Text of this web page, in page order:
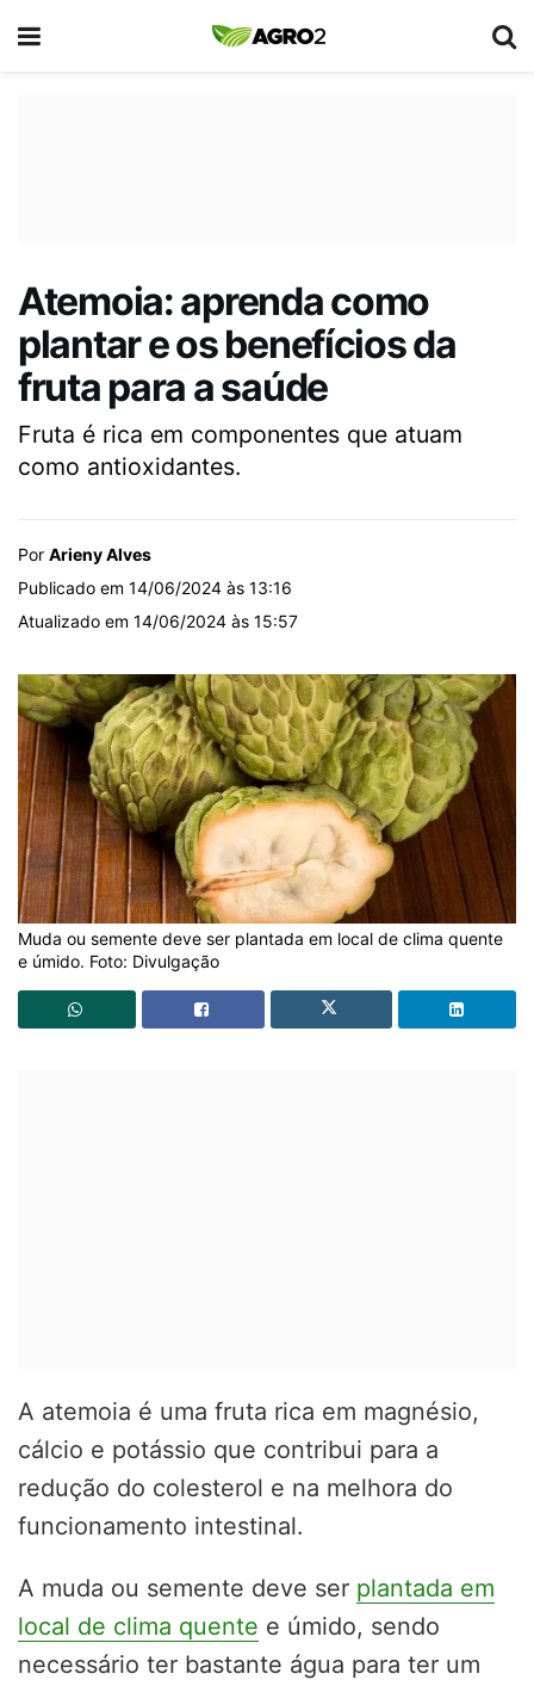
Atemoia: aprenda como
plantar e os benefícios da
fruta para a saúde
Fruta é rica em componentes que atuam
como antioxidantes.
Por Arieny Alves
Publicado em 14/06/2024 às 13:16
Atualizado em 14/06/2024 às 15:57
Muda ou semente deve ser plantada em local de clima quente
e úmido. Foto: Divulgação
A atemoia é uma fruta rica em magnésio,
cálcio e potássio que contribui para a
redução do colesterol e na melhora do
funcionamento intestinal.
A muda ou semente deve ser plantada em
local de clima quente e úmido, sendo
necessário ter bastante água para ter um